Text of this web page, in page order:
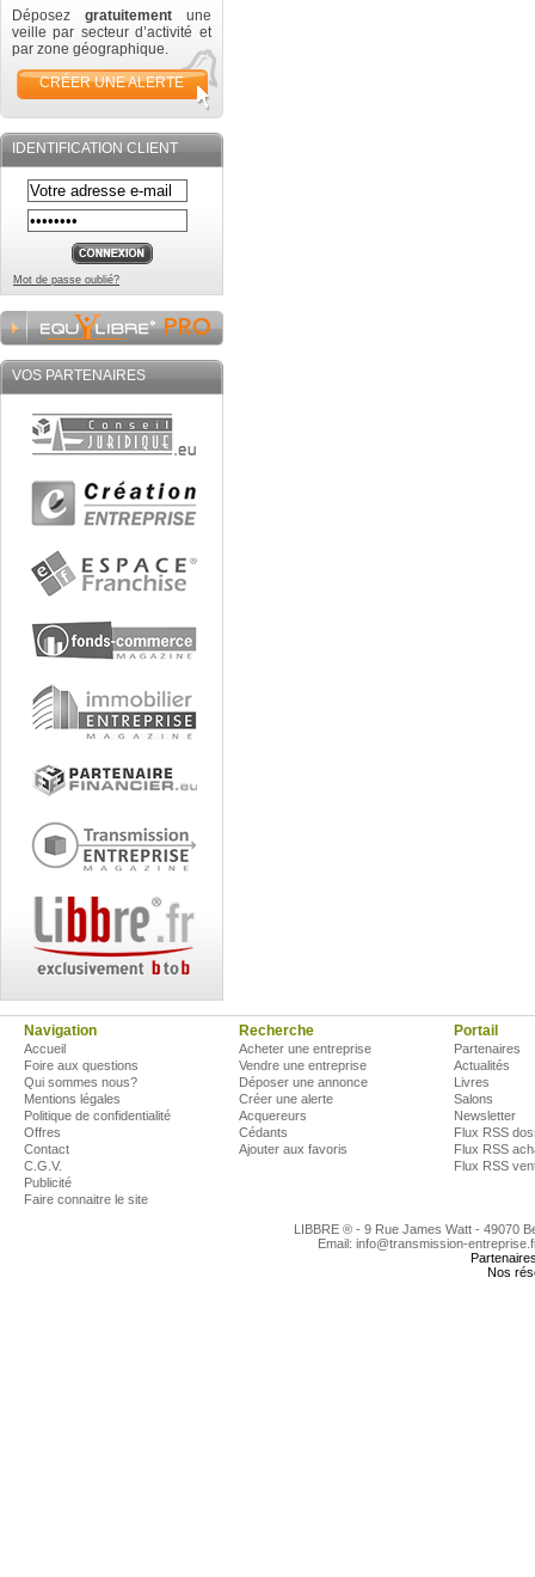
Déposez gratuitement une
veille par secteur d’activité et
par zone géographique.
CRÉER UNE ALERTE
IDENTIFICATION CLIENT
Mot de passe oublié?
VOS PARTENAIRES
Navigation
Accueil
Foire aux questions
Qui sommes nous?
Mentions légales
Politique de confidentialité
Offres
Contact
C.G.V.
Publicité
Faire connaitre le site
Recherche
Acheter une entreprise
Vendre une entreprise
Déposer une annonce
Créer une alerte
Acquereurs
Cédants
Ajouter aux favoris
Portail
Partenaires
Actualités
Livres
Salons
Newsletter
Flux RSS
Flux RSS
Flux RSS
LIBBRE ® - 9 Rue James Watt - 49070
Email: info@transmission-
Nos